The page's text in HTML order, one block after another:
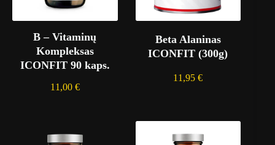
B – Vitaminų
Kompleksas
ICONFIT 90 kaps.
11,00 €
Beta Alaninas
ICONFIT (300g)
11,95€